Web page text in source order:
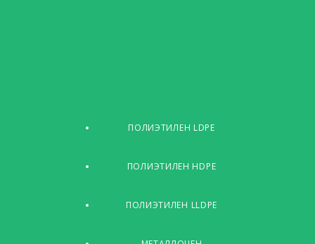
ПОЛИЭТИЛЕН LDPE
ПОЛИЭТИЛЕН HDPE
ПОЛИЭТИЛЕН LLDPE